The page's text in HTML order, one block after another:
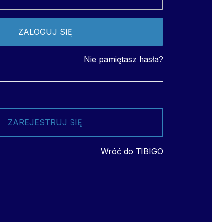
Nie pamiętasz hasła?
ZAREJESTRUJ SIĘ
Wróć do TIBIGO